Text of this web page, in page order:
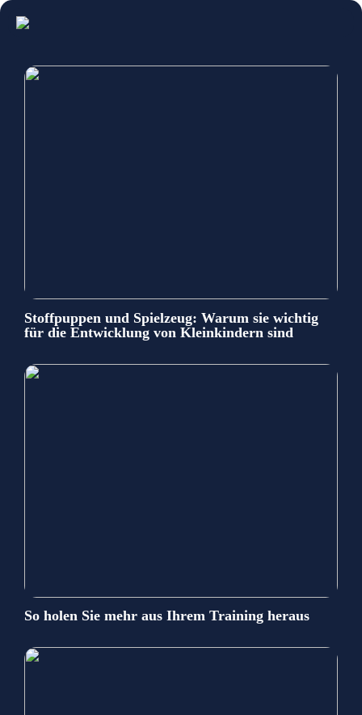
Stoffpuppen und Spielzeug: Warum sie wichtig
für die Entwicklung von Kleinkindern sind
So holen Sie mehr aus Ihrem Training heraus